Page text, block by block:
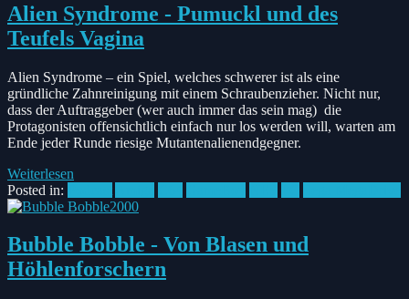
Alien Syndrome - Pumuckl und des
Teufels Vagina
Alien Syndrome – ein Spiel, welches schwerer ist als eine
gründliche Zahnreinigung mit einem Schraubenzieher. Nicht nur,
dass der Auftraggeber (wer auch immer das sein mag) die
Protagonisten offensichtlich einfach nur los werden will, warten am
Ende jeder Runde riesige Mutantenalienendgegner.
Weiterlesen
Posted in:
Bubble Bobble - Von Blasen und
Höhlenforschern